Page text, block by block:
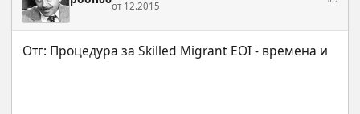
от 12.2015